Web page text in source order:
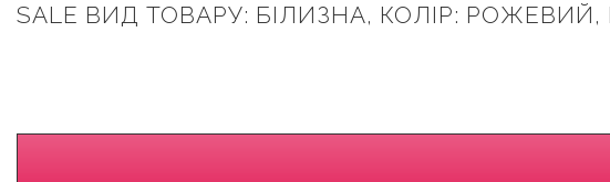
SALE ВИД ТОВАРУ: БІЛИЗНА, КОЛІР: РОЖЕВИЙ,